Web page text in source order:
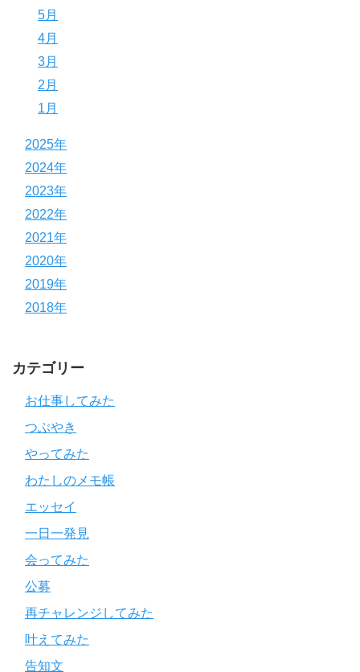
5月
4月
3月
2月
1月
2025年
2024年
2023年
2022年
2021年
2020年
2019年
2018年
カテゴリー
お仕事してみた
つぶやき
やってみた
わたしのメモ帳
エッセイ
一日一発見
会ってみた
公募
再チャレンジしてみた
叶えてみた
告知文